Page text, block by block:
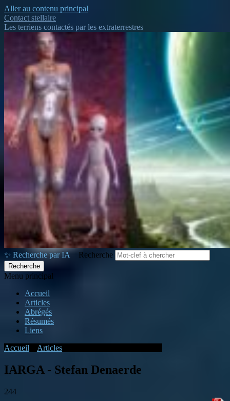
Aller au contenu principal
Contact stellaire
Les terriens contactés par les extraterrestres
✨ Recherche par IA Recherche
Menu principal
Accueil
Articles
Abrégés
Résumés
Liens
Accueil
Articles
IARGA - Stefan Denaerde
244